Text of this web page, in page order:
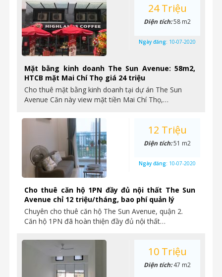
Mặt bằng kinh doanh The Sun Avenue: 58m2,
HTCB mặt Mai Chí Thọ giá 24 triệu
Cho thuê mặt bằng kinh doanh tại dự án The Sun
Avenue Căn này view mặt tiền Mai Chí Thọ,…
24 Triệu
Diện tích:58 m2
Ngày đăng: 10-07-2020
Cho thuê căn hộ 1PN đầy đủ nội thất The Sun
Avenue chỉ 12 triệu/tháng, bao phí quản lý
Chuyên cho thuê căn hộ The Sun Avenue, quận 2.
Căn hộ 1PN đã hoàn thiện đầy đủ nội thất…
12 Triệu
Diện tích:51 m2
Ngày đăng: 10-07-2020
10 Triệu
Diện tích:47 m2